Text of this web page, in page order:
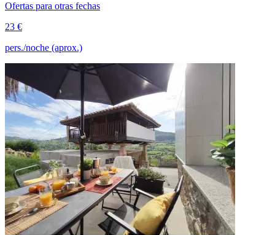
Ofertas para otras fechas
23 €
pers./noche (aprox.)